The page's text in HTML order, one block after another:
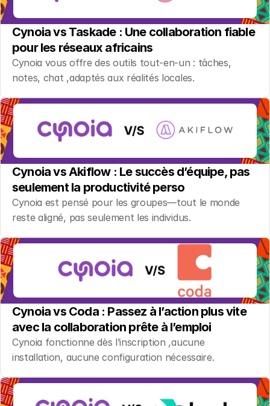
Cynoia vs Taskade : Une collaboration fiable
pour les réseaux africains
Cynoia vous offre des outils tout-en-un : tâches,
notes, chat ,adaptés aux réalités locales.
Cynoia vs Akiflow : Le succès d’équipe, pas
seulement la productivité perso
Cynoia est pensé pour les groupes—tout le monde
reste aligné, pas seulement les individus.
Cynoia vs Coda : Passez à l’action plus vite
avec la collaboration prête à l’emploi
Cynoia fonctionne dès l’inscription ,aucune
installation, aucune configuration nécessaire.